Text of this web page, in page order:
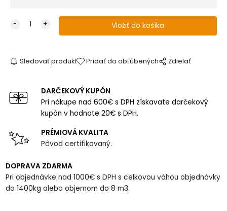
Sledovať produkt Pridať do obľúbených Zdielať
DARČEKOVÝ KUPÓN
Pri nákupe nad 600€ s DPH získavate darčekový
kupón v hodnote 20€ s DPH.
PRÉMIOVÁ KVALITA
Pôvod certifikovaný.
DOPRAVA ZDARMA
Pri objednávke nad 1000€ s DPH s celkovou váhou objednávky
do 1400kg alebo objemom do 8 m3.